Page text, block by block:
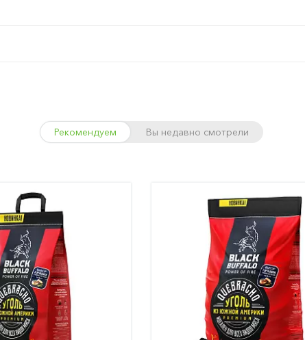
Рекомендуем Вы недавно смотрели